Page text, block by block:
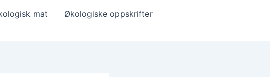
mat
Økologiske oppskrifter